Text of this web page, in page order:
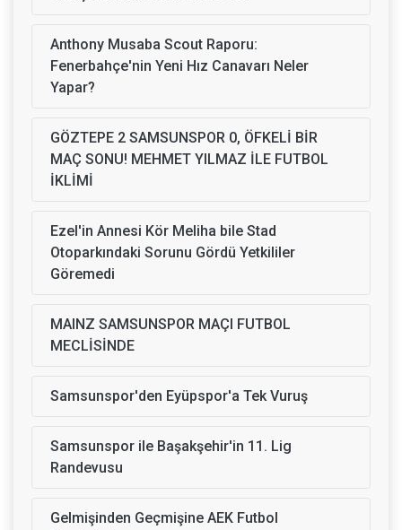
Anthony Musaba Scout Raporu:
Fenerbahçe'nin Yeni Hız Canavarı Neler
Yapar?
GÖZTEPE 2 SAMSUNSPOR 0, ÖFKELİ BİR
MAÇ SONU! MEHMET YILMAZ İLE FUTBOL
İKLİMİ
Ezel'in Annesi Kör Meliha bile Stad
Otoparkındaki Sorunu Gördü Yetkililer
Göremedi
MAINZ SAMSUNSPOR MAÇI FUTBOL
MECLİSİNDE
Samsunspor'den Eyüpspor'a Tek Vuruş
Samsunspor ile Başakşehir'in 11. Lig
Randevusu
Gelmişinden Geçmişine AEK Futbol